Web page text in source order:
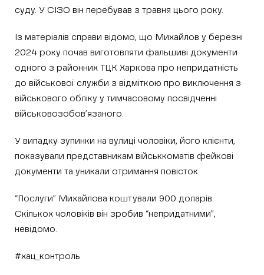
суду. У СІЗО він перебував з травня цього року.
Із матеріалів справи відомо, що Михайлов у березні
2024 року почав виготовляти фальшиві документи
одного з районних ТЦК Харкова про непридатність
до військової служби з відміткою про виключення з
військового обліку у тимчасовому посвідченні
військовозобов’язаного.
У випадку зупинки на вулиці чоловіки, його клієнти,
показували представникам військкоматів фейкові
документи та уникали отримання повісток.
“Послуги” Михайлова коштували 900 доларів.
Скількох чоловіків він зробив “непридатними”,
невідомо.
#хац_контроль